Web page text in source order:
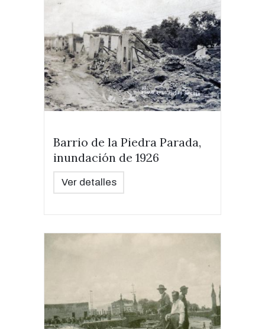
Barrio de la Piedra Parada,
inundación de 1926
Ver detalles